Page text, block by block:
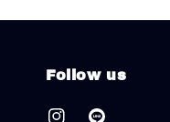
Follow us